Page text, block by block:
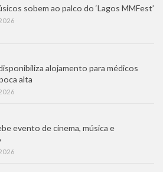
sobem ao palco do ‘Lagos MMFest’
alojamento para médicos
alta
evento de cinema, música e